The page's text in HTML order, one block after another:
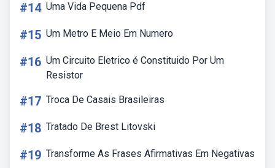
#14 Uma Vida Pequena Pdf
#15 Um Metro E Meio Em Numero
#16 Um Circuito Eletrico é Constituido Por Um
Resistor
#17 Troca De Casais Brasileiras
#18 Tratado De Brest Litovski
#19 Transforme As Frases Afirmativas Em Negativas